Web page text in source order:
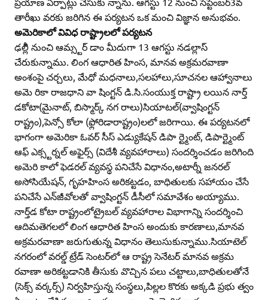
తారీఖు వరకు జరిగిన ఈ పర్యటన ఒక మంచి విజ్ఞాన అనుభవం.
అమెరికాలో వివిధ రాష్ట్రాలలో పర్యటన
ఢల్లీి నుంచి ఆమ్స్టర్‌ డాం మీదుగా 13 ఆగస్టు నడల్లాస్‌
చేరుకున్నాము. లింగ ఆధారిత హింస, మానవ అక్రమరవాణా
అంశంపై చర్చలు, మేధో మధనాలు,సలహాలు,సూచనల ఆహ్వానాలు
అమె రికా రాజధాని వా షింగ్టన్‌ డి.సి.సంయుక్త రాష్ట్రా లయిన నార్త్‌
డకోటా(మైనాట్‌, బిస్మార్క్‌ నగ రాలు)సియాటల్‌(వ్వాషింగ్టన్‌
రాష్ట్రం),పెన్సో కోలా (ఫ్లోరిడారాష్ట్రం)లలో జరిగాయి. ఈ పర్యటనలో
భాగంగా అమెరికా ఓవర్‌ సీస్‌ ఎడ్యుకేషన్‌ డిపా ర్ట్మెంట్‌, డిపార్ట్మెంట్‌
ఆఫ్‌ ఎక్స్టర్నల్‌ అఫైర్స్‌ (విదేశీ వ్యవహారాలు) సందర్శించడం జరిగింది
అమెరి కాలో ఫెడరల్‌ వ్యవస్థ పనిచేసే విధానం,అటార్నీ జనరల్‌
అసోసియేషన్‌, గృహహింస అరికట్టడం, బాధితులకు సహాయం చేసే
పనిచేసే ఎన్‌జీవోలతో వ్వాషింగ్టన్‌ డీసీలో సమావేశం అయ్యాము.
నార్త్‌డ కోటా రాష్ట్రంలోట్రైబల్‌ వ్యవహారాల విభాగాన్ని సందర్శించి
ఆదిమతెగలలో లింగ ఆధారిత హింస అందుకు కారణాలు,మానవ
అక్రమరవాణా జరుగుతున్న విధానం తెలుసుకున్నాము.సియాటెల్‌
నగరంలో వరల్డ్‌ ట్రేడ్‌ సెంటర్‌లో ఆ రాష్ట్ర సెనేటర్‌ మానవ అక్రమ
రవాణా అరికట్టడానికి తీసుకు వొచ్చిన పలు చట్టాలు,బాధితులతోనే
(సెక్స్‌ వర్కర్స్‌) నిర్వహిస్తున్న సంస్థలు,పిల్లల కొరకు అక్కడి ప్రభు త్వం